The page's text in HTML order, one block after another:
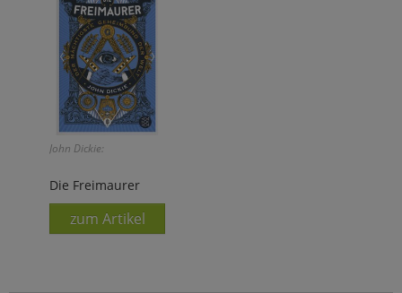
John Dickie:
Die Freimaurer
zum Artikel